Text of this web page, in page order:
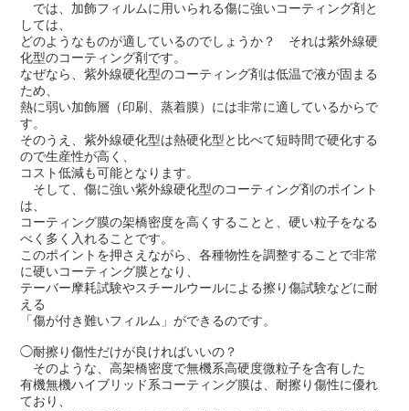
では、加飾フィルムに用いられる傷に強いコーティング剤と
しては、
どのようなものが適しているのでしょうか？ それは紫外線硬
化型のコーティング剤です。
なぜなら、紫外線硬化型のコーティング剤は低温で液が固まる
ため、
熱に弱い加飾層（印刷、蒸着膜）には非常に適しているからで
す。
そのうえ、紫外線硬化型は熱硬化型と比べて短時間で硬化する
ので生産性が高く、
コスト低減も可能となります。
そして、傷に強い紫外線硬化型のコーティング剤のポイント
は、
コーティング膜の架橋密度を高くすることと、硬い粒子をなる
べく多く入れることです。
このポイントを押さえながら、各種物性を調整することで非常
に硬いコーティング膜となり、
テーバー摩耗試験やスチールウールによる擦り傷試験などに耐
える
「傷が付き難いフィルム」ができるのです。
◯耐擦り傷性だけが良ければいいの？
そのような、高架橋密度で無機系高硬度微粒子を含有した
有機無機ハイブリッド系コーティング膜は、耐擦り傷性に優れ
ており、